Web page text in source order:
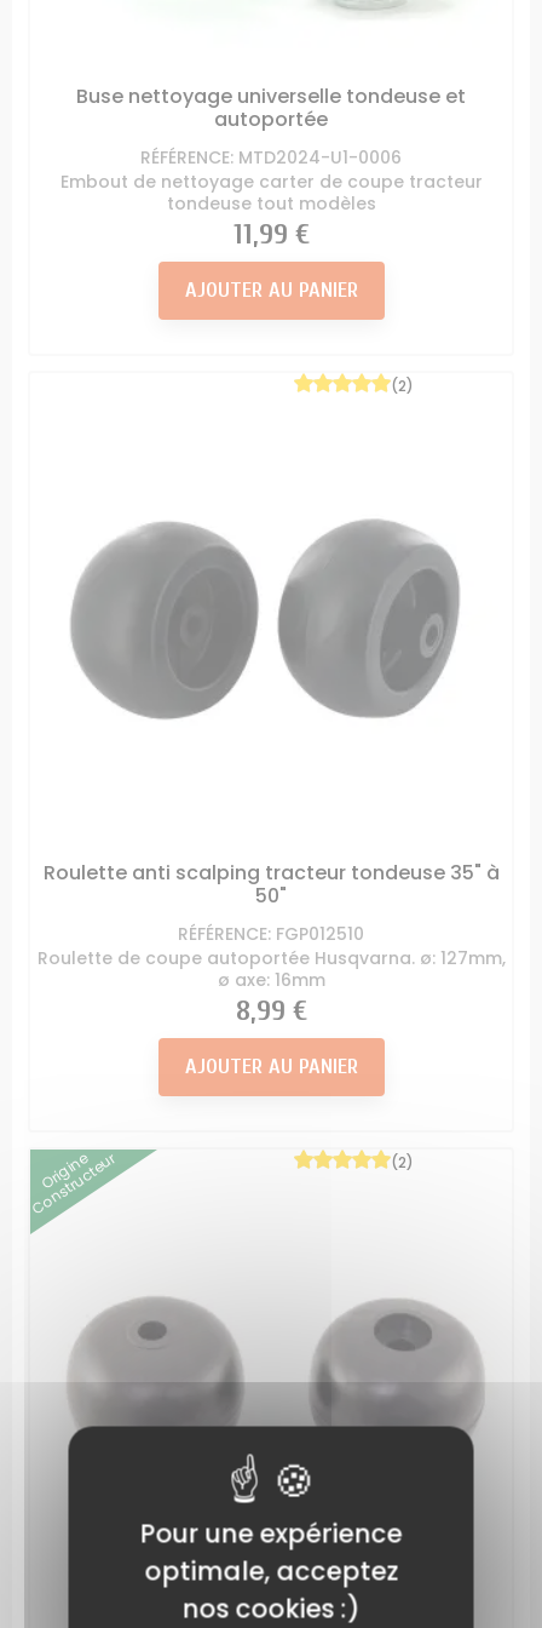
Buse nettoyage universelle tondeuse et
autoportée
RÉFÉRENCE: MTD2024-U1-0006
Embout de nettoyage carter de coupe tracteur
tondeuse tout modèles
Prix
11,99 €
AJOUTER AU PANIER
Roulette anti scalping tracteur tondeuse 35" à
50"
RÉFÉRENCE: FGP012510
Roulette de coupe autoportée Husqvarna. ø: 127mm,
ø axe: 16mm
(2)
Prix
8,99 €
AJOUTER AU PANIER
Origine
Constructeur (2)
Pour une expérience
optimale, acceptez
nos cookies :)